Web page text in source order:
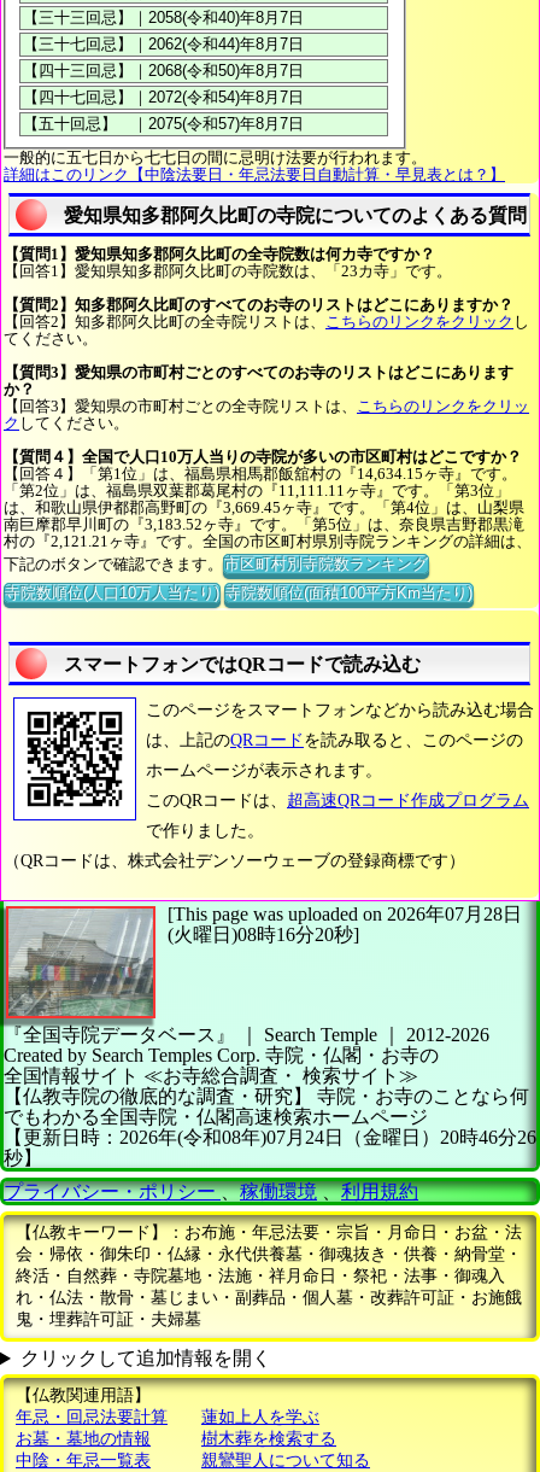
一般的に五七日から七七日の間に忌明け法要が行われます。
詳細はこのリンク【中陰法要日・年忌法要日自動計算・早見表とは？】
愛知県知多郡阿久比町の寺院についてのよくある質問
【質問1】愛知県知多郡阿久比町の全寺院数は何カ寺ですか？
【回答1】愛知県知多郡阿久比町の寺院数は、「23カ寺」です。
【質問2】知多郡阿久比町のすべてのお寺のリストはどこにありますか？
【回答2】知多郡阿久比町の全寺院リストは、 こちらのリンクをクリック し
てください。
【質問3】愛知県の市町村ごとのすべてのお寺のリストはどこにあります
か？
【回答3】愛知県の市町村ごとの全寺院リストは、 こちらのリンクをクリッ
ク してください。
【質問４】全国で人口10万人当りの寺院が多いの市区町村はどこですか？
【回答４】「第1位」は、福島県相馬郡飯舘村の『14,634.15ヶ寺』です。
「第2位」は、福島県双葉郡葛尾村の『11,111.11ヶ寺』です。「第3位」
は、和歌山県伊都郡高野町の『3,669.45ヶ寺』です。「第4位」は、山梨県
南巨摩郡早川町の『3,183.52ヶ寺』です。「第5位」は、奈良県吉野郡黒滝
村の『2,121.21ヶ寺』です。全国の市区町村県別寺院ランキングの詳細は、
下記のボタンで確認できます。市区町村別寺院数ランキング
寺院数順位(人口10万人当たり) 寺院数順位(面積100平方Km当たり)
スマートフォンではQRコードで読み込む
このページをスマートフォンなどから読み込む場合
は、上記のQRコード を読み取ると、このページの
ホームページが表示されます。
このQRコードは、 超高速QRコード作成プログラム
で作りました。
（QRコードは、株式会社デンソーウェーブの登録商標です）
[This page was uploaded on 2026年07月28日
(火曜日)08時16分20秒]
『全国寺院データベース』 ｜ Search Temple
2012-2026
Created by Search Temples Corp. 寺院・仏閣・お寺の
全国情報サイト ≪お寺総合調査・ 検索サイト≫
【仏教寺院の徹底的な調査・研究】
寺院・お寺のことなら何
でもわかる全国寺院・仏閣高速検索ホームページ
【更新日時：2026年(令和08年)07月24日（金曜日）20時46分26
秒】
プライバシー・ポリシー、稼働環境、利用規約
【仏教キーワード】：お布施・年忌法要・宗旨・月命日・お盆・法
会・帰依・御朱印・仏縁・永代供養墓・御魂抜き・供養・納骨堂・
終活・自然葬・寺院墓地・法施・祥月命日・祭祀・法事・御魂入
れ・仏法・散骨・墓じまい・副葬品・個人墓・改葬許可証・お施餓
鬼・埋葬許可証・夫婦墓
クリックして追加情報を開く
【仏教関連用語】
年忌・回忌法要計算
蓮如上人を学ぶ
お墓・墓地の情報
樹木葬を検索する
中陰・年忌一覧表
親鸞聖人について知る